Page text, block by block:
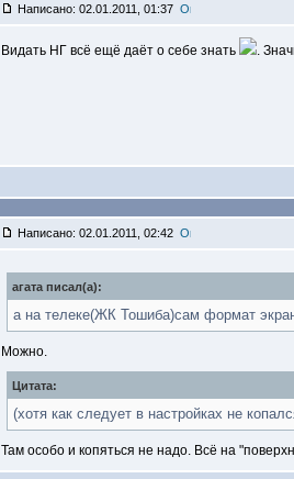
Написано: 02.01.2011, 01:37
Видать НГ всё ещё даёт о себе знать .
Написано: 02.01.2011, 02:42
агата писал(a):
а на телеке(ЖК Тошиба)сам формат
Можно.
Цитата:
(хотя как следует в настройках не
Там особо и копяться не надо. Всё на